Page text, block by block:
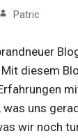
Patric
diesem
was uns
wir noch